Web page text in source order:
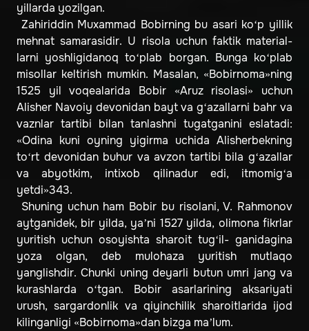
yillarda yozilgan.
Zahiriddin Muxammad Bobirning bu asari ko‘p yillik
mehnat samarasidir. U risola uchun faktik material-
larni yoshligidanoq to‘plab borgan. Bunga ko‘plab
misollar keltirish mumkin. Masalan, «Bobirnoma»ning
1525 yil voqealarida Bobir «Aruz risolasi» uchun
Alisher Navoiy devonidan bayt va g‘azallarni bahr va
vaznlar tartibi bilan tanlashni tugatganini eslatadi:
«Odina kuni oyning yigirma uchida Alisherbekning
to‘rt devonidan buhur va avzon tartibi bila g‘azallar
va abyotkim, intixob qilinadur edi, itmomig‘a
yetdi»343.
Shuning uchun ham Bobir bu risolani, V. Rahmonov
aytganidek, bir yilda, ya’ni 1527 yilda, olimona fikrlar
yuritish uchun osoyishta sharoit tug‘il- ganidagina
yoza olgan, deb mulohaza yuritish mutlaqo
yanglishdir. Chunki uning deyarli butun umri jang va
kurashlarda o‘tgan. Bobir asarlarining aksariyati
urush, sargardonlik va qiyinchilik sharoitlarida ijod
kilinganligi «Bobirnoma»dan bizga ma’lum.